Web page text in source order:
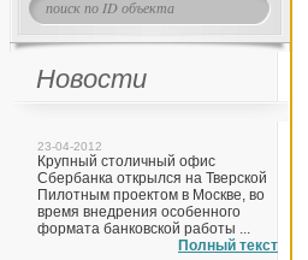
Новости
23-04-2012
Крупный столичный офис
Сбербанка открылся на Тверской
Пилотным проектом в Москве, во
время внедрения особенного
формата банковской работы ...
Полный текст